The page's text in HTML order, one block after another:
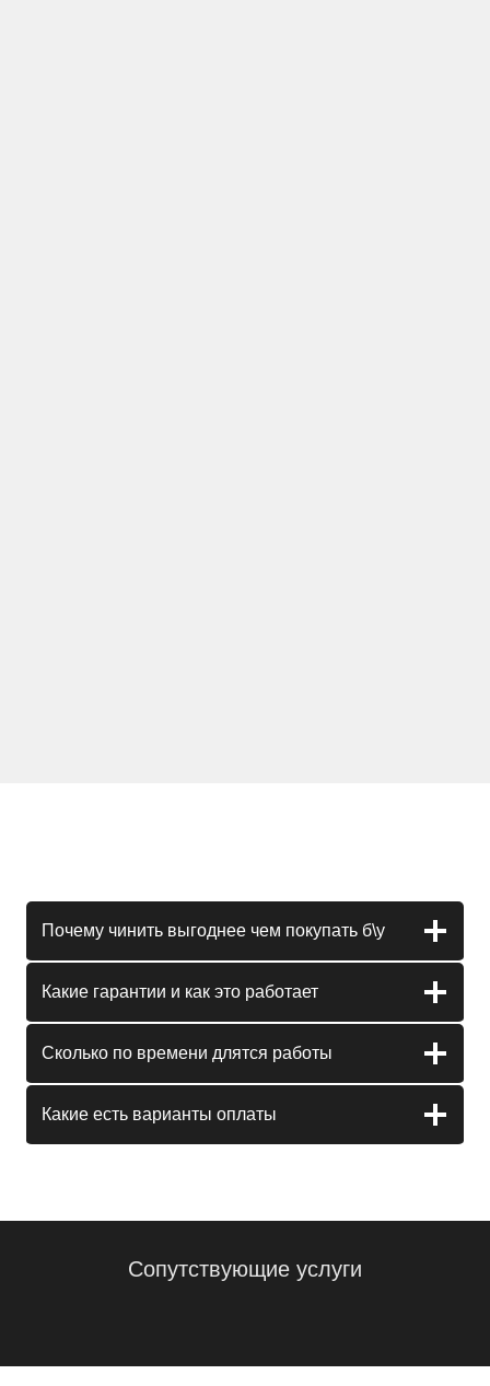
Почему чинить выгоднее чем покупать б\у
Какие гарантии и как это работает
Сколько по времени длятся работы
Какие есть варианты оплаты
Сопутствующие услуги